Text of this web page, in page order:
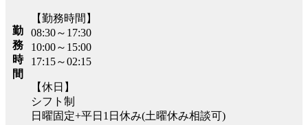
勤
務
時
間
【勤務時間】
08:30～17:30
10:00～15:00
17:15～02:15
【休日】
シフト制
日曜固定+平日1日休み(土曜休み相談可)